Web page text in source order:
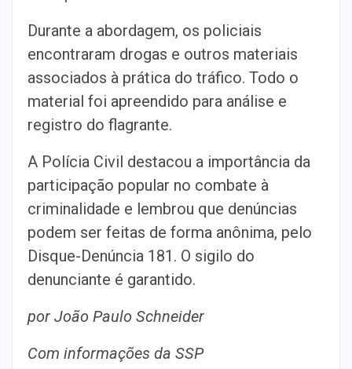
Durante a abordagem, os policiais
encontraram drogas e outros materiais
associados à prática do tráfico. Todo o
material foi apreendido para análise e
registro do flagrante.
A Polícia Civil destacou a importância da
participação popular no combate à
criminalidade e lembrou que denúncias
podem ser feitas de forma anônima, pelo
Disque-Denúncia 181. O sigilo do
denunciante é garantido.
por João Paulo Schneider
Com informações da SSP